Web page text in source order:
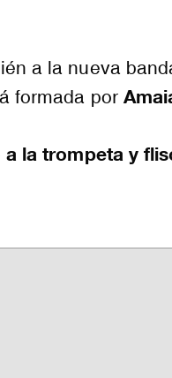
a la nueva
formada por
la trompeta y